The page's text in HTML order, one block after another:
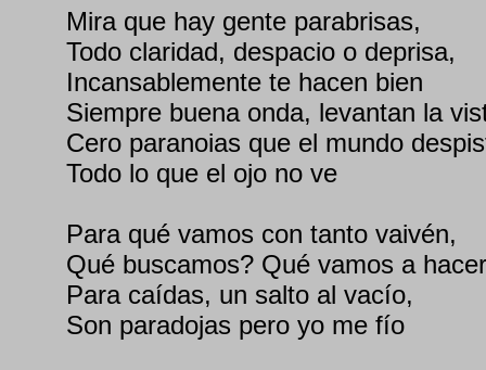
Mira que hay gente parabrisas,
Todo claridad, despacio o deprisa,
Incansablemente te hacen bien
Siempre buena onda, levantan la
Cero paranoias que el mundo
Todo lo que el ojo no ve
Para qué vamos con tanto vaivén,
Qué buscamos? Qué vamos a
Para caídas, un salto al vacío,
Son paradojas pero yo me fío